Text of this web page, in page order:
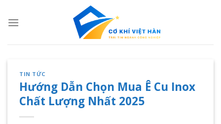
TIN TỨC
Hướng Dẫn Chọn Mua Ê Cu Inox
Chất Lượng Nhất 2025